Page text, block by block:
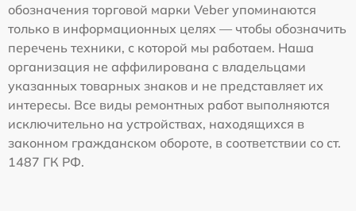
обозначения торговой марки Veber упоминаются
только в информационных целях — чтобы обозначить
перечень техники, с которой мы работаем. Наша
организация не аффилирована с владельцами
указанных товарных знаков и не представляет их
интересы. Все виды ремонтных работ выполняются
исключительно на устройствах, находящихся в
законном гражданском обороте, в соответствии со ст.
1487 ГК РФ.